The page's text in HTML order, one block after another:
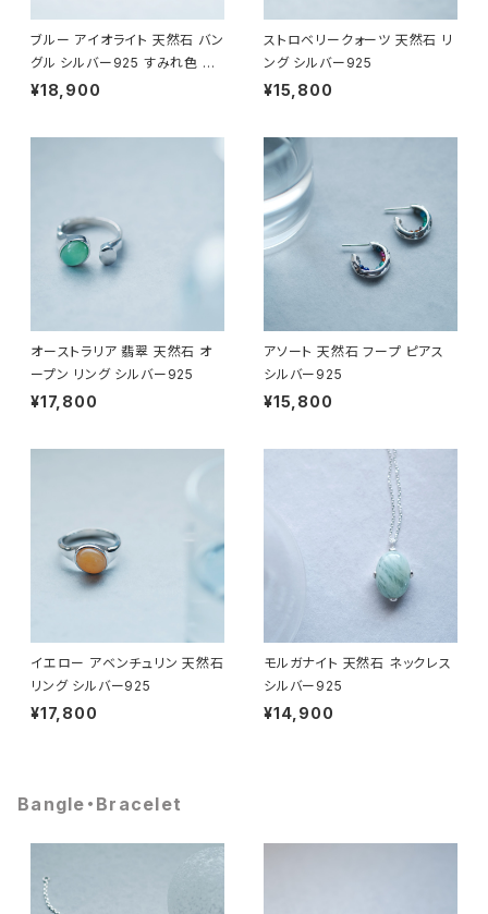
ブルー アイオライト 天然石 バン
グル シルバー925 すみれ色 一
粒 ブレスレット レディース
¥18,900
ストロベリークォーツ 天然石 リ
ング シルバー925
¥15,800
オーストラリア 翡翠 天然石 オ
ープン リング シルバー925
¥17,800
アソート 天然石 フープ ピアス
シルバー925
¥15,800
イエロー アベンチュリン 天然石
リング シルバー925
¥17,800
モルガナイト 天然石 ネックレス
シルバー925
¥14,900
Bangle・Bracelet